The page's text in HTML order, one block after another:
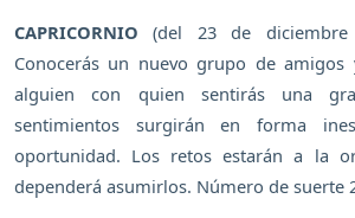
CAPRICORNIO (del 23 de
Conocerás un nuevo grupo de
alguien con quien sentirás una
sentimientos surgirán en forma
oportunidad. Los retos estarán a la
dependerá asumirlos. Número de suerte